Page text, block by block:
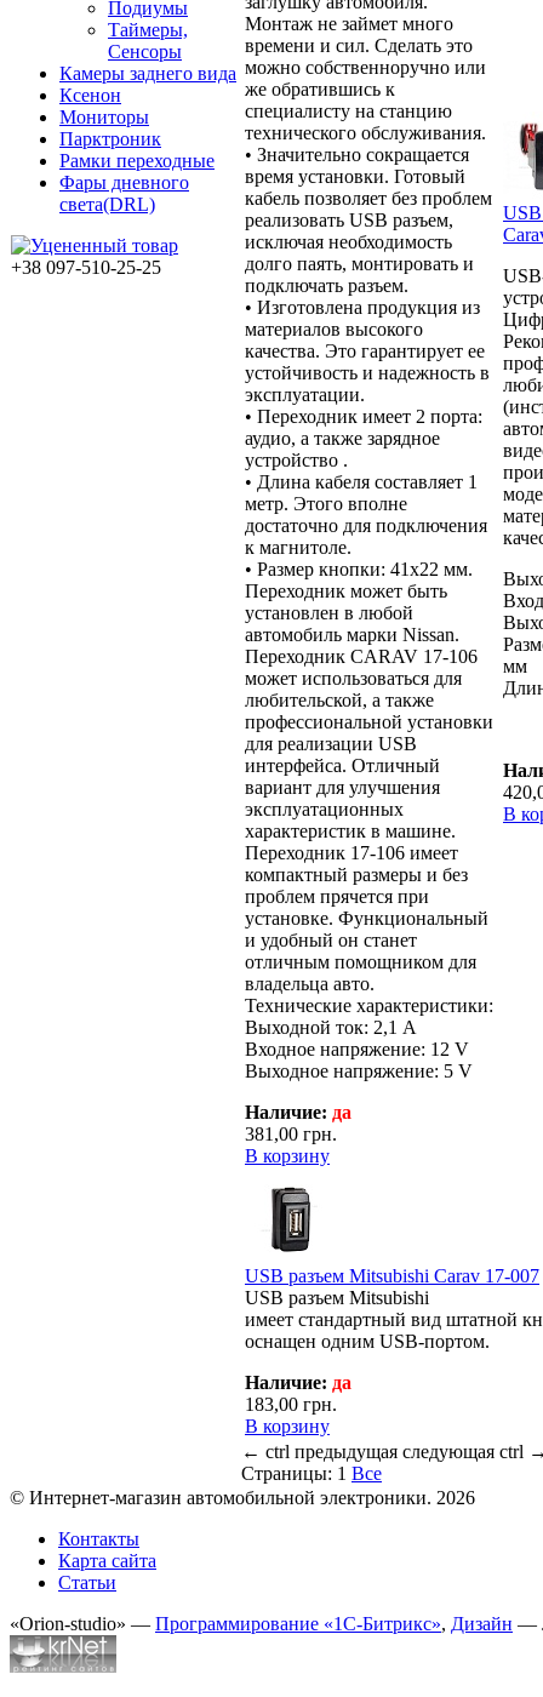
Подиумы
Таймеры,
Сенсоры
Камеры заднего вида
Ксенон
Мониторы
Парктроник
Рамки переходные
Фары дневного
света(DRL)
+38 097-510-25-25
Монтаж не займет много
времени и сил. Сделать это
можно собственноручно или
же обратившись к
специалисту на станцию
технического обслуживания.
• Значительно сокращается
время установки. Готовый
кабель позволяет без проблем
реализовать USB разъем,
исключая необходимость
долго паять, монтировать и
подключать разъем.
• Изготовлена продукция из
материалов высокого
качества. Это гарантирует ее
устойчивость и надежность в
эксплуатации.
• Переходник имеет 2 порта:
аудио, а также зарядное
устройство .
• Длина кабеля составляет 1
метр. Этого вполне
достаточно для подключения
к магнитоле.
• Размер кнопки: 41x22 мм.
Переходник может быть
установлен в любой
автомобиль марки Nissan.
Переходник CARAV 17-106
может использоваться для
любительской, а также
профессиональной установки
для реализации USB
интерфейса. Отличный
вариант для улучшения
эксплуатационных
характеристик в машине.
Переходник 17-106 имеет
компактный размеры и без
проблем прячется при
установке. Функциональный
и удобный он станет
отличным помощником для
владельца авто.
Технические характеристики:
Выходной ток: 2,1 А
Входное напряжение: 12 V
Выходное напряжение: 5 V
Наличие: да
381,00 грн.
В корзину
мм
В
USB разъем Mitsubishi Carav 17-007
USB разъем Mitsubishi
имеет стандартный вид штатной
оснащен одним USB-портом.
Наличие: да
183,00 грн.
В корзину
← ctrl предыдущая следующая ctrl
Страницы: 1 Все
© Интернет-магазин автомобильной электроники. 2026
Контакты
Карта сайта
Статьи
«Orion-studio» — Программирование «1С-Битрикс», Дизайн —